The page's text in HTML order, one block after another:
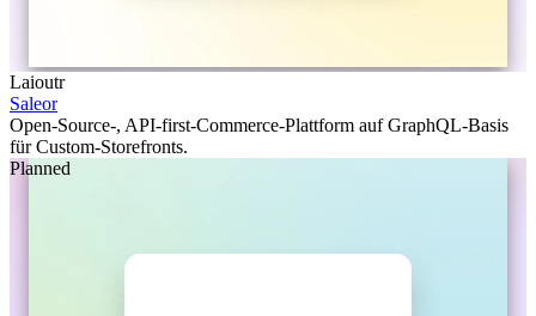
Laioutr
Saleor
Open-Source-, API-first-Commerce-Plattform auf GraphQL-Basis
für Custom-Storefronts.
Planned